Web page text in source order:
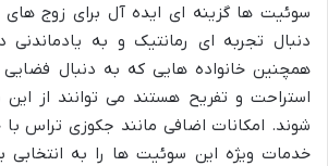
سوئیت ها گزینه ای ایده آل برای زوج
دنبال تجربه ای رمانتیک و به
همچنین خانواده هایی که به دنبال
استراحت و تفریح هستند می توانند از
شوند. امکانات اضافی مانند جکوزی تراس
خدمات ویژه این سوئیت ها را به انتخابی